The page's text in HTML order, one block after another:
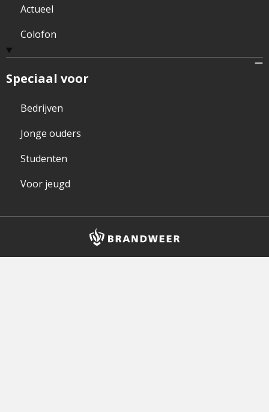
Actueel
Colofon
Speciaal voor
Bedrijven
Jonge ouders
Studenten
Voor jeugd
Brandweer